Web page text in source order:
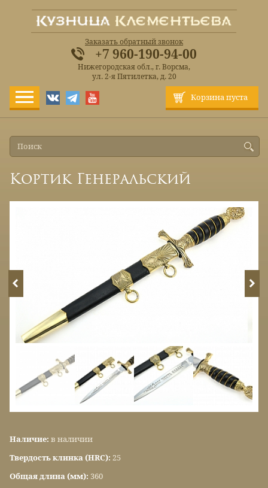
Корзина пуста
Заказать обратный звонок
+7 960-190-94-00
Нижегородская обл., г. Ворсма,
ул. 2-я Пятилетка, д. 20
Кортик Генеральский
Наличие: в наличии
Твердость клинка (HRC): 25
Общая длина (мм): 360